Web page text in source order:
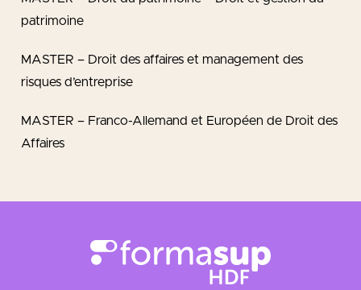
patrimoine
MASTER – Droit des affaires et management des
risques d’entreprise
MASTER – Franco-Allemand et Européen de Droit des
Affaires